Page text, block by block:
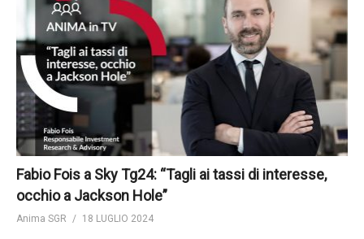
Fabio Fois a Sky Tg24: “Tagli ai tassi di interesse,
occhio a Jackson Hole”
Anima SGR 18 LUGLIO 2024